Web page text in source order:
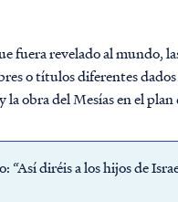
fuera revelado al mundo,
o títulos diferentes dados
obra del Mesías en el plan
diréis a los hijos de